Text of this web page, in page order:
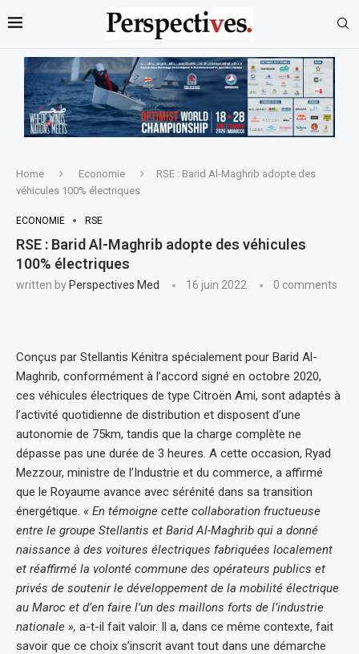
Home Economie
RSE : Barid Al-Maghrib adopte des
véhicules 100% électriques
ECONOMIE RSE
RSE : Barid Al-Maghrib adopte des véhicules
100% électriques
written by Perspectives Med 16 juin 2022 0 comments
Conçus par Stellantis Kénitra spécialement pour Barid Al-
Maghrib, conformément à l’accord signé en octobre 2020,
ces véhicules électriques de type Citroën Ami, sont adaptés à
l’activité quotidienne de distribution et disposent d’une
autonomie de 75km, tandis que la charge complète ne
dépasse pas une durée de 3 heures. A cette occasion, Ryad
Mezzour, ministre de l’Industrie et du commerce, a affirmé
que le Royaume avance avec sérénité dans sa transition
énergétique. « En témoigne cette collaboration fructueuse
entre le groupe Stellantis et Barid Al-Maghrib qui a donné
naissance à des voitures électriques fabriquées localement
et réaffirmé la volonté commune des opérateurs publics et
privés de soutenir le développement de la mobilité électrique
au Maroc et d’en faire l’un des maillons forts de l’industrie
nationale », a-t-il fait valoir. Il a, dans ce même contexte, fait
savoir que ce choix s’inscrit avant tout dans une démarche